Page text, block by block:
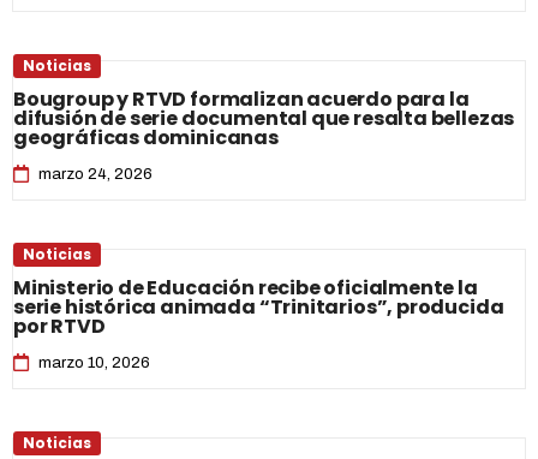
Noticias
Bougroup y RTVD formalizan acuerdo para la
difusión de serie documental que resalta bellezas
geográficas dominicanas
marzo 24, 2026
Noticias
Ministerio de Educación recibe oficialmente la
serie histórica animada “Trinitarios”, producida
por RTVD
marzo 10, 2026
Noticias